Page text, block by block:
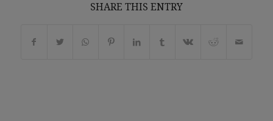
SHARE THIS ENTRY